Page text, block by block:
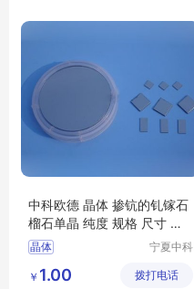
中科欧德 晶体 掺钪的钆镓石
榴石单晶 纯度 规格 尺寸 可
定制
晶体
宁夏中科
有限公司
￥ 1.00 拨打电话